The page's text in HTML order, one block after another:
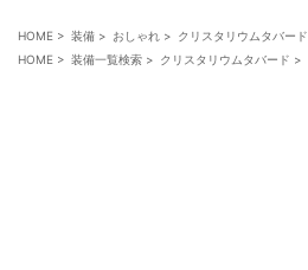
HOME > 装備 > おしゃれ > クリスタリウムタバード
HOME > 装備一覧検索 > クリスタリウムタバード >